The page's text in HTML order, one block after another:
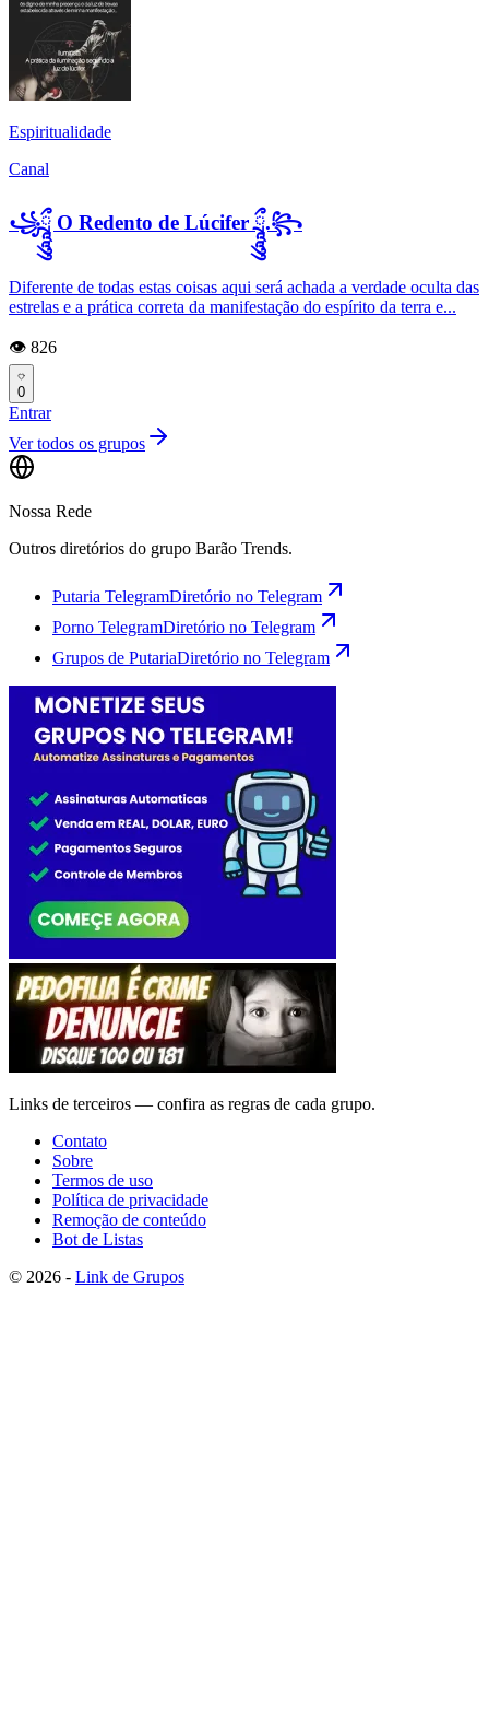
Espiritualidade
Canal
꧁ཷཱུུ O Redento de Lúcifer ཷཱུུ.꧂
Diferente de todas estas coisas aqui será achada a verdade oculta das
estrelas e a prática correta da manifestação do espírito da terra e...
👁️ 826
0
Entrar
Ver todos os grupos
Nossa Rede
Outros diretórios do grupo Barão Trends.
Putaria TelegramDiretório no Telegram
Porno TelegramDiretório no Telegram
Grupos de PutariaDiretório no Telegram
Links de terceiros — confira as regras de cada grupo.
Contato
Sobre
Termos de uso
Política de privacidade
Remoção de conteúdo
Bot de Listas
© 2026 - Link de Grupos